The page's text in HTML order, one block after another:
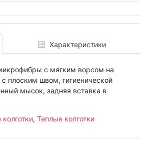
Характеристики
с мягким ворсом на
с плоским швом, гигиенической
мысок, задняя вставка в
, Теплые колготки